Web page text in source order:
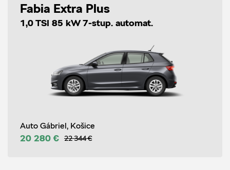
Fabia Extra Plus
1,0 TSI 85 kW 7-stup. automat.
Auto Gábriel, Košice
20 280 € 22 344 €